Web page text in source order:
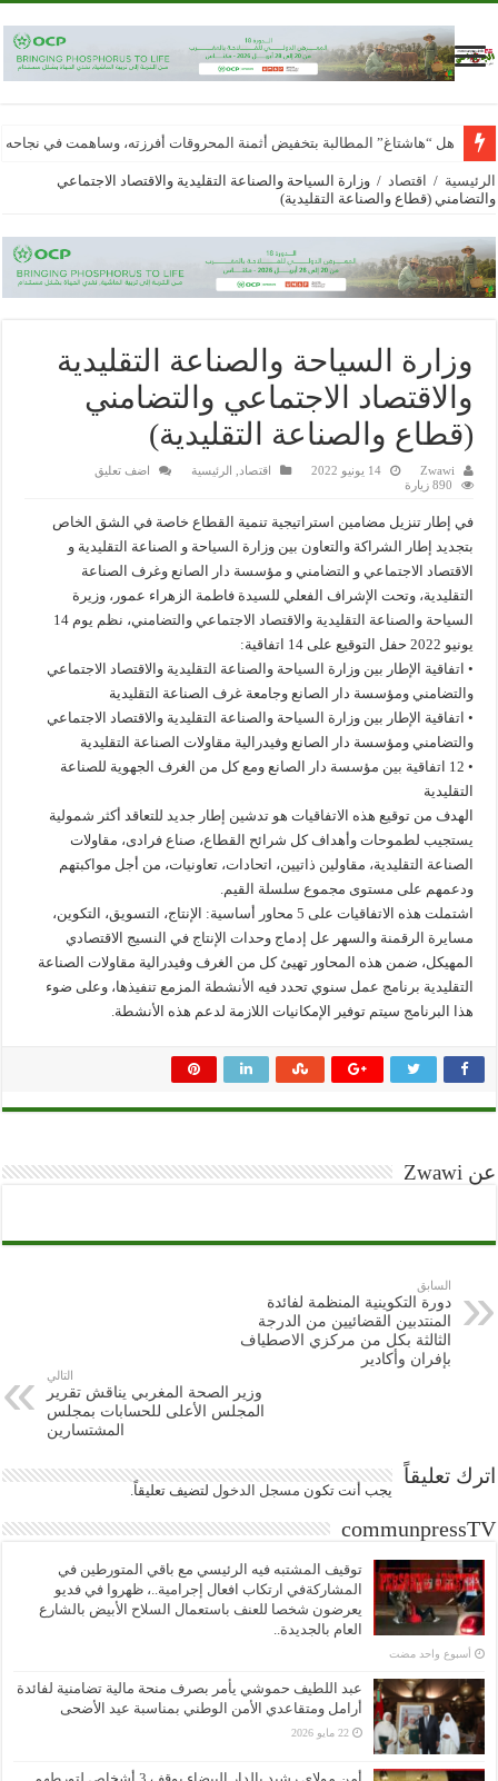
هل “هاشتاغ” المطالبة بتخفيض أثمنة المحروقات أفرزته، وساهمت في
الرئيسية / اقتصاد / وزارة السياحة والصناعة التقليدية والاقتصاد الاجتماعي
والتضامني (قطاع والصناعة التقليدية)
وزارة السياحة والصناعة التقليدية
والاقتصاد الاجتماعي والتضامني
(قطاع والصناعة التقليدية)
Zwawi 14 يونيو 2022 اقتصاد الرئيسية
اضف تعليق
890 زيارة
في إطار تنزيل مضامين استراتيجية تنمية القطاع خاصة في الشق الخاص
بتجديد إطار الشراكة والتعاون بين وزارة السياحة و الصناعة التقليدية و
الاقتصاد الاجتماعي و التضامني و مؤسسة دار الصانع وغرف الصناعة
التقليدية، وتحت الإشراف الفعلي للسيدة فاطمة الزهراء عمور، وزيرة
السياحة والصناعة التقليدية والاقتصاد الاجتماعي والتضامني، نظم يوم 14
يونيو 2022 حفل التوقيع على 14 اتفاقية:
• اتفاقية الإطار بين وزارة السياحة والصناعة التقليدية والاقتصاد الاجتماعي
والتضامني ومؤسسة دار الصانع وجامعة غرف الصناعة التقليدية
• اتفاقية الإطار بين وزارة السياحة والصناعة التقليدية والاقتصاد الاجتماعي
والتضامني ومؤسسة دار الصانع وفيدرالية مقاولات الصناعة التقليدية
• 12 اتفاقية بين مؤسسة دار الصانع ومع كل من الغرف الجهوية للصناعة
التقليدية
الهدف من توقيع هذه الاتفاقيات هو تدشين إطار جديد للتعاقد أكثر شمولية
يستجيب لطموحات وأهداف كل شرائح القطاع، صناع فرادى، مقاولات
الصناعة التقليدية، مقاولين ذاتيين، اتحادات، تعاونيات، من أجل مواكبتهم
ودعمهم على مستوى مجموع سلسلة القيم.
اشتملت هذه الاتفاقيات على 5 محاور أساسية: الإنتاج، التسويق، التكوين،
مسايرة الرقمنة والسهر عل إدماج وحدات الإنتاج في النسيج الاقتصادي
المهيكل، ضمن هذه المحاور تهيئ كل من الغرف وفيدرالية مقاولات الصناعة
التقليدية برنامج عمل سنوي تحدد فيه الأنشطة المزمع تنفيذها، وعلى ضوء
هذا البرنامج سيتم توفير الإمكانيات اللازمة لدعم هذه الأنشطة.
عن Zwawi
السابق
دورة التكوينية المنظمة لفائدة
المنتدبين القضائيين من الدرجة
الثالثة بكل من مركزي الاصطياف
بإفران وأكادير
التالي
وزير الصحة المغربي يناقش تقرير
المجلس الأعلى للحسابات بمجلس
المشتسارين
اترك تعليقاً
يجب أنت تكون مسجل الدخول لتضيف تعليقاً.
communpressTV
توقيف المشتبه فيه الرئيسي مع باقي المتورطين في
المشاركةفي ارتكاب افعال إجرامية..، ظهروا في فديو
يعرضون شخصا للعنف باستعمال السلاح الأبيض بالشارع
العام بالجديدة..
‏أسبوع واحد مضت
عبد اللطيف حموشي يأمر بصرف منحة مالية تضامنية لفائدة
أرامل ومتقاعدي الأمن الوطني بمناسبة عيد الأضحى
22 مايو 2026